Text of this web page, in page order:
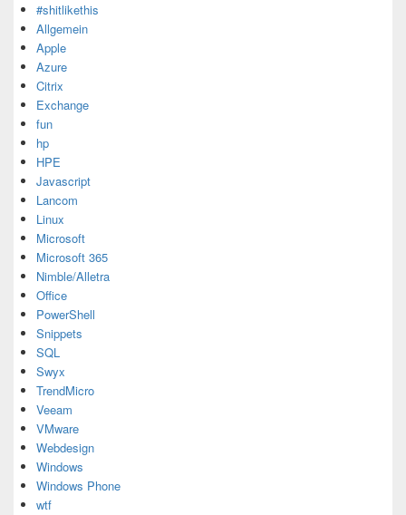
#shitlikethis
Allgemein
Apple
Azure
Citrix
Exchange
fun
hp
HPE
Javascript
Lancom
Linux
Microsoft
Microsoft 365
Nimble/Alletra
Office
PowerShell
Snippets
SQL
Swyx
TrendMicro
Veeam
VMware
Webdesign
Windows
Windows Phone
wtf